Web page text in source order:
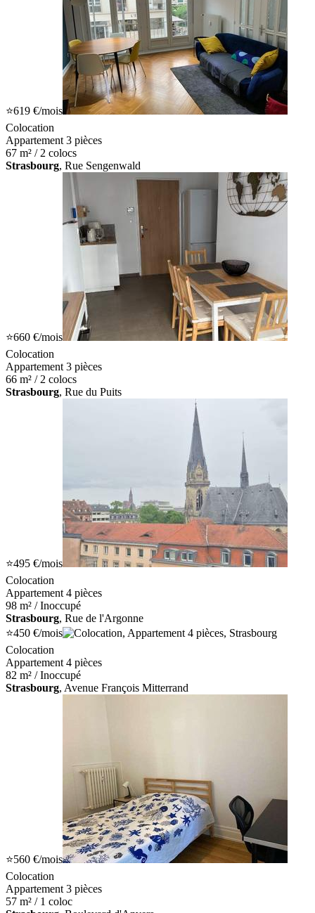
⭐619 €/mois
Colocation
Appartement 3 pièces
67 m² / 2 colocs
Strasbourg, Rue Sengenwald
⭐660 €/mois
Colocation
Appartement 3 pièces
66 m² / 2 colocs
Strasbourg, Rue du Puits
⭐495 €/mois
Colocation
Appartement 4 pièces
98 m² / Inoccupé
Strasbourg, Rue de l'Argonne
⭐450 €/mois
Colocation
Appartement 4 pièces
82 m² / Inoccupé
Strasbourg, Avenue François Mitterrand
⭐560 €/mois
Colocation
Appartement 3 pièces
57 m² / 1 coloc